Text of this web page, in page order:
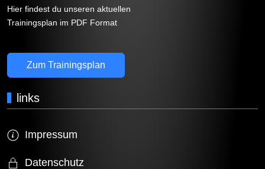
Hier findest du unseren aktuellen
Trainingsplan im PDF Format
Zum Trainingsplan
links
Impressum
Datenschutz